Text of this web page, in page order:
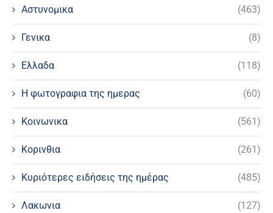
Αστυνομικα (463)
Γενικα (8)
Ελλαδα (118)
Η φωτογραφια της ημερας (60)
Κοινωνικα (561)
Κορινθια (261)
Κυριότερες ειδήσεις της ημέρας (485)
Λακωνια (127)